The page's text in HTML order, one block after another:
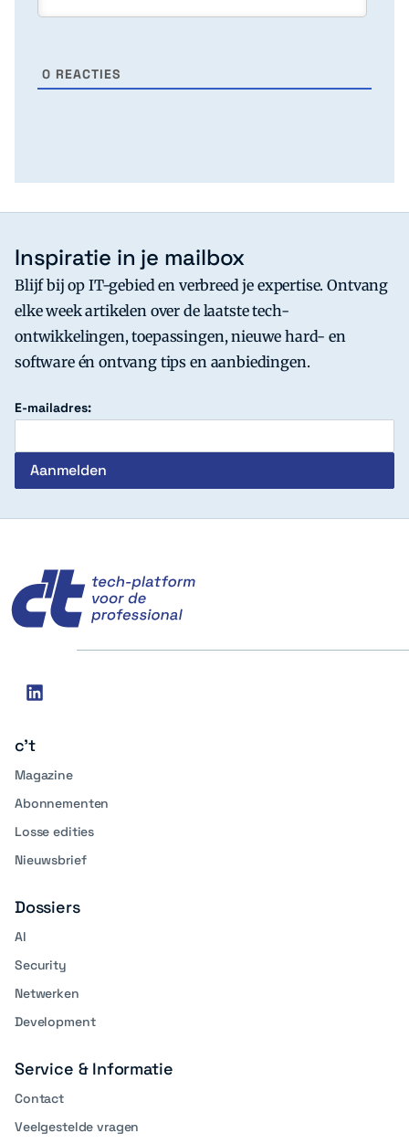
0 REACTIES
Inspiratie in je mailbox
Blijf bij op IT-gebied en verbreed je expertise. Ontvang
elke week artikelen over de laatste tech-
ontwikkelingen, toepassingen, nieuwe hard- en
software én ontvang tips en aanbiedingen.
E-mailadres:
Social
linkedin
c't
Magazine
Abonnementen
Losse edities
Nieuwsbrief
Dossiers
AI
Security
Netwerken
Development
Service & Informatie
Contact
Veelgestelde vragen